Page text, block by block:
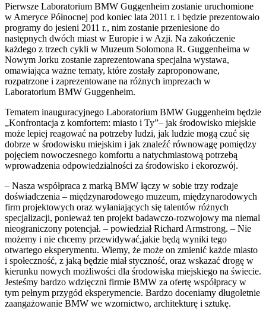
Pierwsze Laboratorium BMW Guggenheim zostanie uruchomione
w Ameryce Północnej pod koniec lata 2011 r. i będzie prezentowało
programy do jesieni 2011 r., nim zostanie przeniesione do
następnych dwóch miast w Europie i w Azji. Na zakończenie
każdego z trzech cykli w Muzeum Solomona R. Guggenheima w
Nowym Jorku zostanie zaprezentowana specjalna wystawa,
omawiająca ważne tematy, które zostały zaproponowane,
rozpatrzone i zaprezentowane na różnych imprezach w
Laboratorium BMW Guggenheim.
Tematem inauguracyjnego Laboratorium BMW Guggenheim będzie
„Konfrontacja z komfortem: miasto i Ty”– jak środowisko miejskie
może lepiej reagować na potrzeby ludzi, jak ludzie mogą czuć się
dobrze w środowisku miejskim i jak znaleźć równowagę pomiędzy
pojęciem nowoczesnego komfortu a natychmiastową potrzebą
wprowadzenia odpowiedzialności za środowisko i ekorozwój.
– Nasza współpraca z marką BMW łączy w sobie trzy rodzaje
doświadczenia – międzynarodowego muzeum, międzynarodowych
firm projektowych oraz wyłaniających się talentów różnych
specjalizacji, ponieważ ten projekt badawczo-rozwojowy ma niemal
nieograniczony potencjał. – powiedział Richard Armstrong. – Nie
możemy i nie chcemy przewidywać,jakie będą wyniki tego
otwartego eksperymentu. Wiemy, że może on zmienić każde miasto
i społeczność, z jaką będzie miał styczność, oraz wskazać drogę w
kierunku nowych możliwości dla środowiska miejskiego na świecie.
Jesteśmy bardzo wdzięczni firmie BMW za ofertę współpracy w
tym pełnym przygód eksperymencie. Bardzo doceniamy długoletnie
zaangażowanie BMW we wzornictwo, architekturę i sztukę.